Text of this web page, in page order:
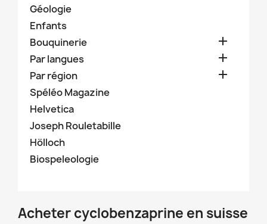
Géologie
Enfants
Bouquinerie

Par langues 
Par région 
Spéléo Magazine
Helvetica
Joseph Rouletabille
Hölloch
Biospeleologie
Acheter cyclobenzaprine en suisse